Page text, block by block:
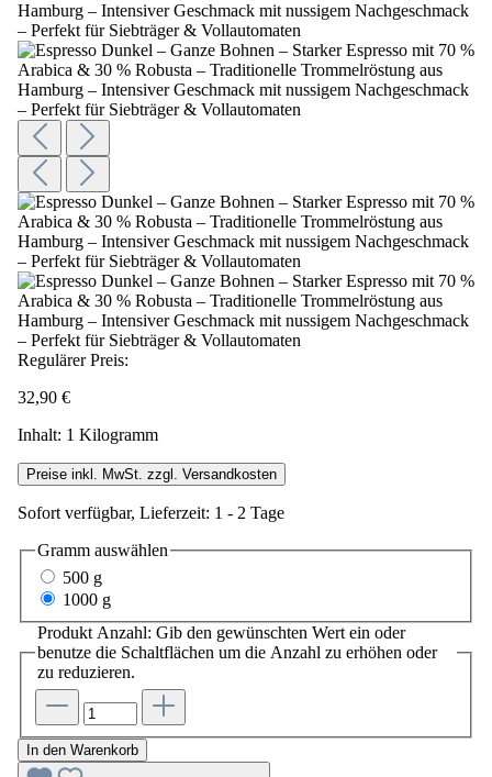
Regulärer Preis:
32,90 €
Inhalt: 1 Kilogramm
Preise inkl. MwSt. zzgl. Versandkosten
Sofort verfügbar, Lieferzeit: 1 - 2 Tage
Gramm auswählen
500 g
1000 g
Produkt Anzahl: Gib den gewünschten Wert ein oder
benutze die Schaltflächen um die Anzahl zu erhöhen oder
zu reduzieren.
In den Warenkorb